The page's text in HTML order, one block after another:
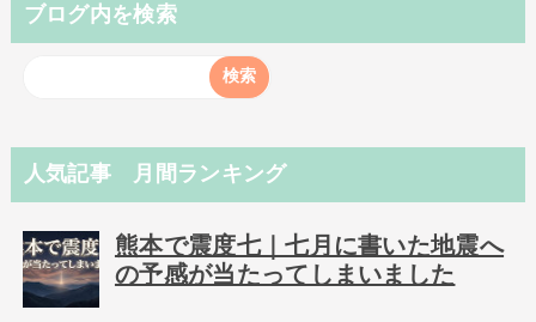
ブログ内を検索
人気記事 月間ランキング
熊本で震度七｜七月に書いた地震へ
の予感が当たってしまいました